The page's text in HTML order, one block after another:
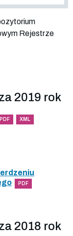
Rejestrze
2019 rok
PDF XML
PDF
2018 rok